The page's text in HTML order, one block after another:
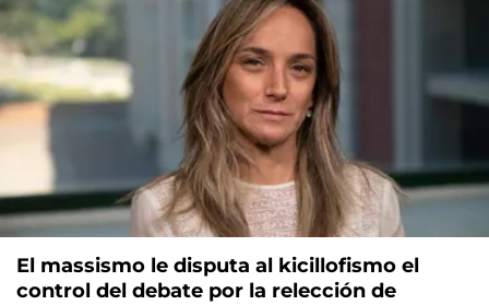
El massismo le disputa al kicillofismo el
control del debate por la relección de